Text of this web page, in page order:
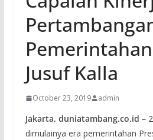
Jusuf Kalla
October 23, 2019 admin
Jakarta, duniatambang.co.id –
dimulainya era pemerintahan